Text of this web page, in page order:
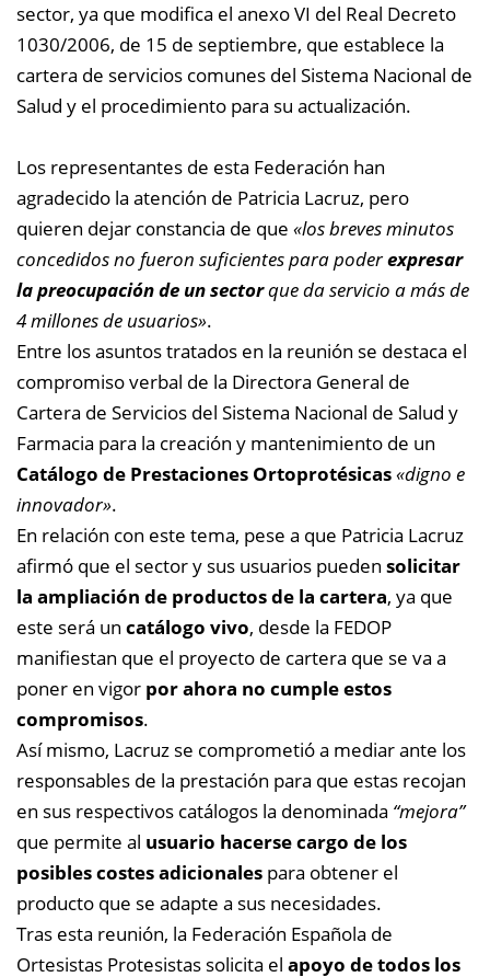
sector, ya que modifica el anexo VI del Real Decreto
1030/2006, de 15 de septiembre, que establece la
cartera de servicios comunes del Sistema Nacional de
Salud y el procedimiento para su actualización.
Los representantes de esta Federación han
agradecido la atención de Patricia Lacruz, pero
quieren dejar constancia de que «los breves minutos
concedidos no fueron suficientespara poderexpresar
la preocupación de un sectorque da servicio a más de
4 millones de usuarios».
Entre los asuntos tratados en la reunión se destaca el
compromiso verbal de la Directora General de
Cartera de Servicios del Sistema Nacional de Salud y
Farmacia para la creación y mantenimiento de un
Catálogo de Prestaciones Ortoprotésicas«digno e
innovador».
En relación con este tema, pese a que Patricia Lacruz
afirmó que el sector y sus usuarios pueden solicitar
la ampliación de productos de la cartera, ya que
este será un catálogo vivo, desde la FEDOP
manifiestan que el proyecto de cartera que se va a
poner en vigor por ahora no cumple estos
compromisos.
Así mismo, Lacruz se comprometió a mediar ante los
responsables de la prestación para que estas recojan
en sus respectivos catálogos la denominada “mejora”
que permite al usuario hacerse cargo de los
posibles costes adicionales para obtener el
producto que se adapte a sus necesidades.
Tras esta reunión, la Federación Española de
Ortesistas Protesistas solicita el apoyo de todos los